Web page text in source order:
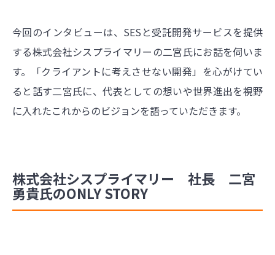
今回のインタビューは、SESと受託開発サービスを提供
する株式会社シスプライマリーの二宮氏にお話を伺いま
す。「クライアントに考えさせない開発」を心がけてい
ると話す二宮氏に、代表としての想いや世界進出を視野
に入れたこれからのビジョンを語っていただきます。
株式会社シスプライマリー 社長 二宮
勇貴氏のONLY STORY